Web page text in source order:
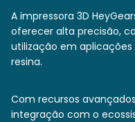
A impressora 3D
oferecer alta precisão,
utilização em aplicações
resina.
Com recursos
integração com o